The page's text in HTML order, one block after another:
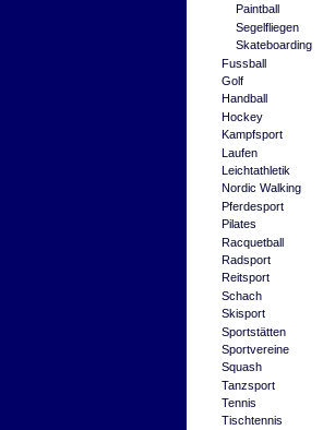
Paintball
Segelfliegen
Skateboarding
Fussball
Golf
Handball
Hockey
Kampfsport
Laufen
Leichtathletik
Nordic Walking
Pferdesport
Pilates
Racquetball
Radsport
Reitsport
Schach
Skisport
Sportstätten
Sportvereine
Squash
Tanzsport
Tennis
Tischtennis